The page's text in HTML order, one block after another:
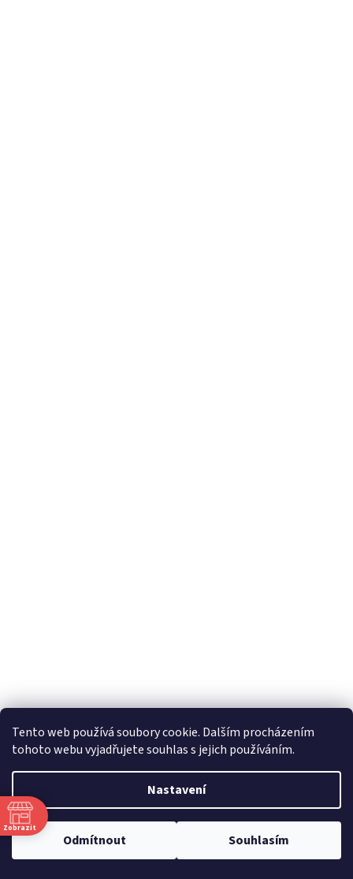
Tento web používá soubory cookie. Dalším procházením
tohoto webu vyjadřujete souhlas s jejich používáním.
Nastavení
Odmítnout Souhlasím
Zobrazit